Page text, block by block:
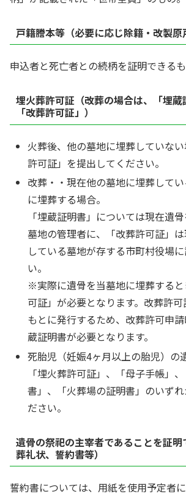
戸籍謄本等（必要に応じ除籍・改製原
申込者と死亡者との続柄を証明できるも
埋火葬許可証（改葬の場合は、「埋蔵
「改葬許可証」）
火葬後、他の墓地に埋葬していな
許可証」を提出してください。
改葬・・現在他の墓地に埋葬して
に埋葬する場合。
「埋蔵証明書」については現在遺
墓地の管理者に、「改葬許可証」
している墓地が存する市町村役場
い。
※実際に遺骨を当墓地に埋葬する
可証」が必要となります。改葬許
もとに発行するため、改葬許可申
蔵証明書が必要となります。
死胎児（妊娠4ヶ月以上の胎児）の
「埋火葬許可証」、「母子手帳」
書」、「火葬場の証明書」のいず
ださい。
遺骨の祭祀の主宰者であることを証
葬礼状、誓約書等）
誓約書については、用紙を使用予定者に